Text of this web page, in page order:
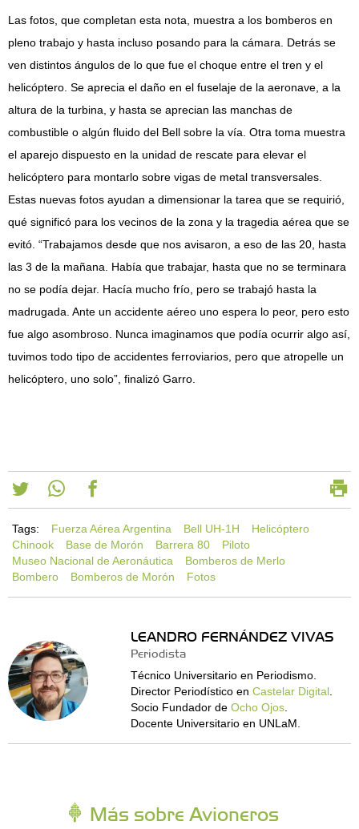
Las fotos, que completan esta nota, muestra a los bomberos en
pleno trabajo y hasta incluso posando para la cámara. Detrás se
ven distintos ángulos de lo que fue el choque entre el tren y el
helicóptero. Se aprecia el daño en el fuselaje de la aeronave, a la
altura de la turbina, y hasta se aprecian las manchas de
combustible o algún fluido del Bell sobre la vía. Otra toma muestra
el aparejo dispuesto en la unidad de rescate para elevar el
helicóptero para montarlo sobre vigas de metal transversales.
Estas nuevas fotos ayudan a dimensionar la tarea que se requirió,
qué significó para los vecinos de la zona y la tragedia aérea que se
evitó. “Trabajamos desde que nos avisaron, a eso de las 20, hasta
las 3 de la mañana. Había que trabajar, hasta que no se terminara
no se podía dejar. Hacía mucho frío, pero se trabajó hasta la
madrugada. Ante un accidente aéreo uno espera lo peor, pero esto
fue algo asombroso. Nunca imaginamos que podía ocurrir algo así,
tuvimos todo tipo de accidentes ferroviarios, pero que atropelle un
helicóptero, uno solo”, finalizó Garro.
Tags: Fuerza Aérea Argentina Bell UH-1H
Helicóptero
Chinook
Base de Morón Barrera 80
Piloto
Museo Nacional de Aeronáutica
Bomberos de Merlo
Bombero
Bomberos de Morón Fotos
LEANDRO FERNÁNDEZ VIVAS
Periodista
Técnico Universitario en Periodismo.
Director Periodístico en Castelar Digital.
Socio Fundador de Ocho Ojos.
Docente Universitario en UNLaM.
Más sobre Avioneros